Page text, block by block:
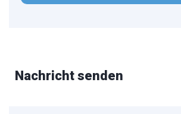
Nachricht senden